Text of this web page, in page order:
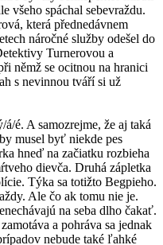
všeho spáchal sebevraždu.
která přednedávnem
náročné služby odešel do
Turnerovou a
němž se ocitnou na hranici
s nevinnou tváří si už
é. A samozrejme, že aj taká
musel byť niekde pes
hneď na začiatku rozbieha
dievča. Druhá zápletka
Týka sa totižto Begpieho.
Ale čo ak tomu nie je.
na seba dlho čakať.
a pohráva sa jednak
nebude také ľahké